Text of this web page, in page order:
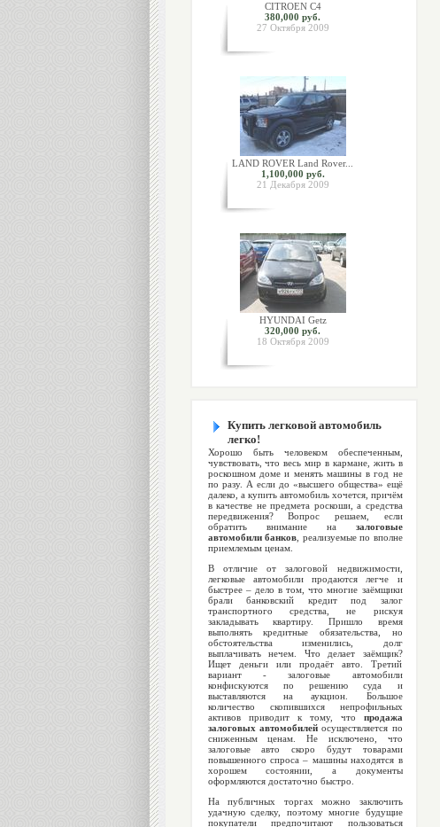
CITROEN C4
380,000 руб.
27 Октября 2009
LAND ROVER Land Rover...
1,100,000 руб.
21 Декабря 2009
HYUNDAI Getz
320,000 руб.
18 Октября 2009
Купить легковой автомобиль
легко!
Хорошо быть человеком обеспеченным,
чувствовать, что весь мир в кармане, жить в
роскошном доме и менять машины в год не
по разу. А если до «высшего общества» ещё
далеко, а купить автомобиль хочется, причём
в качестве не предмета роскоши, а средства
передвижения? Вопрос решаем, если
обратить внимание на залоговые
автомобили банков , реализуемые по вполне
приемлемым ценам.
В отличие от залоговой недвижимости,
легковые автомобили продаются легче и
быстрее – дело в том, что многие заёмщики
брали банковский кредит под залог
транспортного средства, не рискуя
закладывать квартиру. Пришло время
выполнять кредитные обязательства, но
обстоятельства изменились, долг
выплачивать нечем. Что делает заёмщик?
Ищет деньги или продаёт авто. Третий
вариант - залоговые автомобили
конфискуются по решению суда и
выставляются на аукцион. Большое
количество скопившихся непрофильных
активов приводит к тому, что продажа
залоговых автомобилейосуществляется по
сниженным ценам. Не исключено, что
залоговые авто скоро будут товарами
повышенного спроса – машины находятся в
хорошем состоянии, а документы
оформляются достаточно быстро.
На публичных торгах можно заключить
удачную сделку, поэтому многие будущие
покупатели предпочитают пользоваться